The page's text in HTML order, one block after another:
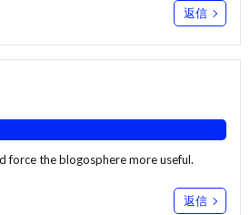
返信
force the blogosphere more useful.
返信